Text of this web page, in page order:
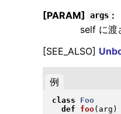
[PARAM]
args :
self に渡
[SEE_ALSO]
例
class
Foo
def
foo( arg )